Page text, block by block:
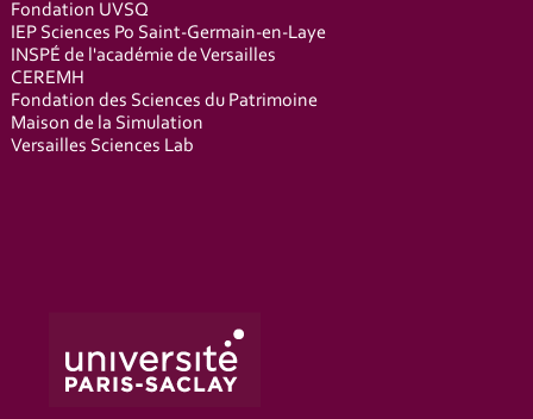
Fondation UVSQ
IEP Sciences Po Saint-Germain-en-Laye
INSPÉ de l'académie de Versailles
CEREMH
Fondation des Sciences du Patrimoine
Maison de la Simulation
Versailles Sciences Lab